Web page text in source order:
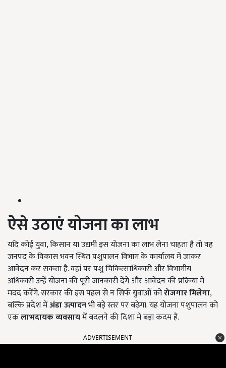
ऐसे उठाएं योजना का लाभ
यदि कोई युवा, किसान या उद्यमी इस योजना का लाभ लेना चाहता है तो वह
जनपद के विकास भवन स्थित पशुपालन विभाग के कार्यालय में जाकर
आवेदन कर सकता है. वहां पर पशु चिकित्साधिकारी और विभागीय
अधिकारी उन्हें योजना की पूरी जानकारी देंगे और आवेदन की प्रक्रिया में
मदद करेंगे. सरकार की इस पहल से न सिर्फ युवाओं कोरोजगार मिलेगा,
बल्कि प्रदेश मेंअंडा उत्पादनभी बड़े स्तर पर बढ़ेगा. यह योजना पशुपालन को
एकलाभदायक व्यवसायमें बदलने की दिशा में बड़ा कदम है.
ADVERTISEMENT